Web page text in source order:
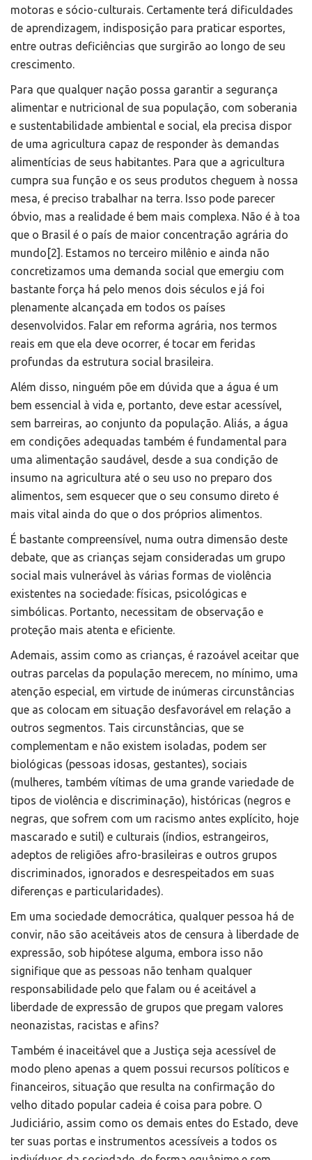
motoras e sócio-culturais. Certamente terá dificuldades
de aprendizagem, indisposição para praticar esportes,
entre outras deficiências que surgirão ao longo de seu
crescimento.
Para que qualquer nação possa garantir a segurança
alimentar e nutricional de sua população, com soberania
e sustentabilidade ambiental e social, ela precisa dispor
de uma agricultura capaz de responder às demandas
alimentícias de seus habitantes. Para que a agricultura
cumpra sua função e os seus produtos cheguem à nossa
mesa, é preciso trabalhar na terra. Isso pode parecer
óbvio, mas a realidade é bem mais complexa. Não é à toa
que o Brasil é o país de maior concentração agrária do
mundo[2]. Estamos no terceiro milênio e ainda não
concretizamos uma demanda social que emergiu com
bastante força há pelo menos dois séculos e já foi
plenamente alcançada em todos os países
desenvolvidos. Falar em reforma agrária, nos termos
reais em que ela deve ocorrer, é tocar em feridas
profundas da estrutura social brasileira.
Além disso, ninguém põe em dúvida que a água é um
bem essencial à vida e, portanto, deve estar acessível,
sem barreiras, ao conjunto da população. Aliás, a água
em condições adequadas também é fundamental para
uma alimentação saudável, desde a sua condição de
insumo na agricultura até o seu uso no preparo dos
alimentos, sem esquecer que o seu consumo direto é
mais vital ainda do que o dos próprios alimentos.
É bastante compreensível, numa outra dimensão deste
debate, que as crianças sejam consideradas um grupo
social mais vulnerável às várias formas de violência
existentes na sociedade: físicas, psicológicas e
simbólicas. Portanto, necessitam de observação e
proteção mais atenta e eficiente.
Ademais, assim como as crianças, é razoável aceitar que
outras parcelas da população merecem, no mínimo, uma
atenção especial, em virtude de inúmeras circunstâncias
que as colocam em situação desfavorável em relação a
outros segmentos. Tais circunstâncias, que se
complementam e não existem isoladas, podem ser
biológicas (pessoas idosas, gestantes), sociais
(mulheres, também vítimas de uma grande variedade de
tipos de violência e discriminação), históricas (negros e
negras, que sofrem com um racismo antes explícito, hoje
mascarado e sutil) e culturais (índios, estrangeiros,
adeptos de religiões afro-brasileiras e outros grupos
discriminados, ignorados e desrespeitados em suas
diferenças e particularidades).
Em uma sociedade democrática, qualquer pessoa há de
convir, não são aceitáveis atos de censura à liberdade de
expressão, sob hipótese alguma, embora isso não
signifique que as pessoas não tenham qualquer
responsabilidade pelo que falam ou é aceitável a
liberdade de expressão de grupos que pregam valores
neonazistas, racistas e afins?
Também é inaceitável que a Justiça seja acessível de
modo pleno apenas a quem possui recursos políticos e
financeiros, situação que resulta na confirmação do
velho ditado popular cadeia é coisa para pobre. O
Judiciário, assim como os demais entes do Estado, deve
ter suas portas e instrumentos acessíveis a todos os